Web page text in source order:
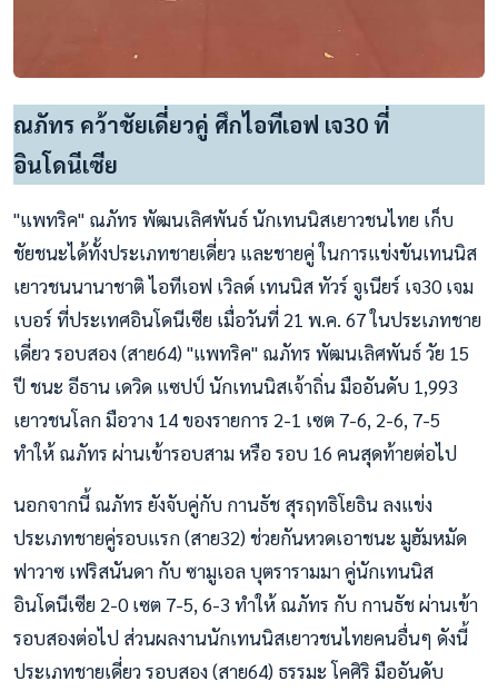
ณภัทร คว้าชัยเดี่ยวคู่ ศึกไอทีเอฟ เจ30 ที่
อินโดนีเซีย
"แพทริค" ณภัทร พัฒนเลิศพันธ์ นักเทนนิสเยาวชนไทย เก็บ
ชัยชนะได้ทั้งประเภทชายเดี่ยว และชายคู่ ในการแข่งขันเทนนิส
เยาวชนนานาชาติ ไอทีเอฟ เวิลด์ เทนนิส ทัวร์ จูเนียร์ เจ30 เจม
เบอร์ ที่ประเทศอินโดนีเซีย เมื่อวันที่ 21 พ.ค. 67 ในประเภทชาย
เดี่ยว รอบสอง (สาย64) "แพทริค" ณภัทร พัฒนเลิศพันธ์ วัย 15
ปี ชนะ อีธาน เดวิด แซปป์ นักเทนนิสเจ้าถิ่น มืออันดับ 1,993
เยาวชนโลก มือวาง 14 ของรายการ 2-1 เซต 7-6, 2-6, 7-5
ทำให้ ณภัทร ผ่านเข้ารอบสาม หรือ รอบ 16 คนสุดท้ายต่อไป
นอกจากนี้ ณภัทร ยังจับคู่กับ กานธัช สุรฤทธิโยธิน ลงแข่ง
ประเภทชายคู่รอบแรก (สาย32) ช่วยกันหวดเอาชนะ มูฮัมหมัด
ฟาวาซ เฟริสนันดา กับ ซามูเอล บุตรารามมา คู่นักเทนนิส
อินโดนีเซีย 2-0 เซต 7-5, 6-3 ทำให้ ณภัทร กับ กานธัช ผ่านเข้า
รอบสองต่อไป ส่วนผลงานนักเทนนิสเยาวชนไทยคนอื่นๆ ดังนี้
ประเภทชายเดี่ยว รอบสอง (สาย64) ธรรมะ โคศิริ มืออันดับ